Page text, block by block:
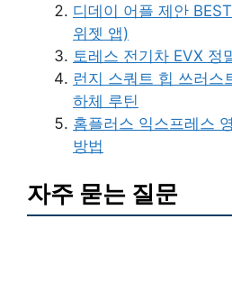
디데이 어플 제안
위젯 앱)
토레스 전기차 EVX 정
런지 스쿼트 힙 쓰러스
하체 루틴
홈플러스 익스프레스
방법
자주 묻는 질문